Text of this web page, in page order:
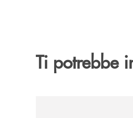
Ti potrebbe